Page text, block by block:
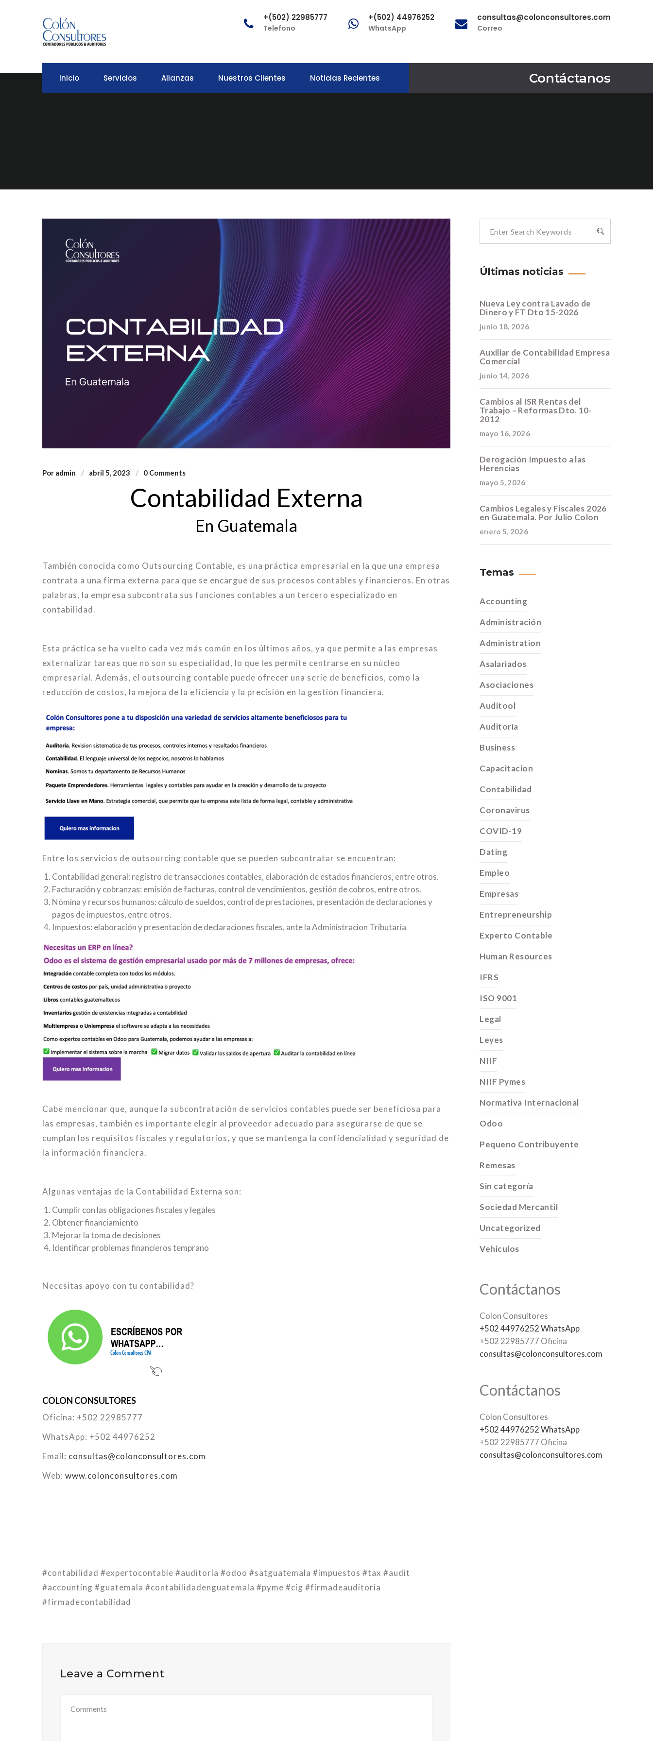
+(502) 22985777
Telefono
+(502) 44976252
WhatsApp
consultas@colonconsultores.com
Correo
Inicio Servicios Alianzas Nuestros Clientes Noticias Recientes Contáctanos
Por admin abril 5, 2023 0 Comments
Contabilidad Externa
En Guatemala
También conocida como Outsourcing Contable, es una práctica empresarial en la que una empresa
contrata a una firma externa para que se encargue de sus procesos contables y financieros. En otras
palabras, la empresa subcontrata sus funciones contables a un tercero especializado en
contabilidad.
Esta práctica se ha vuelto cada vez más común en los últimos años, ya que permite a las empresas
externalizar tareas que no son su especialidad, lo que les permite centrarse en su núcleo
empresarial. Además, el outsourcing contable puede ofrecer una serie de beneficios, como la
reducción de costos, la mejora de la eficiencia y la precisión en la gestión financiera.
Entre los servicios de outsourcing contable que se pueden subcontratar se encuentran:
Contabilidad general: registro de transacciones contables, elaboración de estados financieros, entre otros.
Facturación y cobranzas: emisión de facturas, control de vencimientos, gestión de cobros, entre otros.
Nómina y recursos humanos: cálculo de sueldos, control de prestaciones, presentación de declaraciones y
pagos de impuestos, entre otros.
Impuestos: elaboración y presentación de declaraciones fiscales, ante la Administracion Tributaria
Cabe mencionar que, aunque la subcontratación de servicios contables puede ser beneficiosa para
las empresas, también es importante elegir al proveedor adecuado para asegurarse de que se
cumplan los requisitos fiscales y regulatorios, y que se mantenga la confidencialidad y seguridad de
la información financiera.
Algunas ventajas de la Contabilidad Externa son:
Cumplir con las obligaciones fiscales y legales
Obtener financiamiento
Mejorar la toma de decisiones
Identificar problemas financieros temprano
Necesitas apoyo con tu contabilidad?
COLON CONSULTORES
Oficina: +502 22985777
WhatsApp: +502 44976252
Email: consultas@colonconsultores.com
Web: www.colonconsultores.com
#contabilidad #expertocontable #auditoria #odoo #satguatemala #impuestos #tax #audit
#accounting #guatemala #contabilidadenguatemala #pyme #cig #firmadeauditoria
#firmadecontabilidad
Leave a Comment
Últimas noticias
Nueva Ley contra Lavado de
Dinero y FT Dto 15-2026
junio 18, 2026
Auxiliar de Contabilidad Empresa
Comercial
junio 14, 2026
Cambios al ISR Rentas del
Trabajo – Reformas Dto. 10-
2012
mayo 16, 2026
Derogación Impuesto a las
Herencias
mayo 5, 2026
Cambios Legales y Fiscales 2026
en Guatemala. Por Julio Colon
enero 5, 2026
Temas
Accounting
Administración
Administration
Asalariados
Asociaciones
Auditool
Auditoría
Business
Capacitacion
Contabilidad
Coronavirus
COVID-19
Dating
Empleo
Empresas
Entrepreneurship
Experto Contable
Human Resources
IFRS
ISO 9001
Legal
Leyes
NIIF
NIIF Pymes
Normativa Internacional
Odoo
Pequeno Contribuyente
Remesas
Sin categoría
Sociedad Mercantil
Uncategorized
Vehiculos
Contáctanos
Colon Consultores
+502 44976252 WhatsApp
+502 22985777 Oficina
consultas@colonconsultores.com
Contáctanos
Colon Consultores
+502 44976252 WhatsApp
+502 22985777 Oficina
consultas@colonconsultores.com